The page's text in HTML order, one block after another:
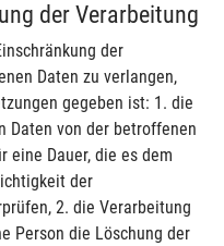
der Verarbeitung
der
Daten zu verlangen,
gegeben ist: 1. die
Daten von der betroffenen
eine Dauer, die es dem
der
2. die Verarbeitung
Person die Löschung der